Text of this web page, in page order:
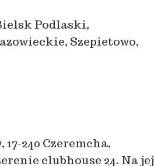
Podlaski,
Szepietowo,
240 Czeremcha,
clubhouse 24. Na jej